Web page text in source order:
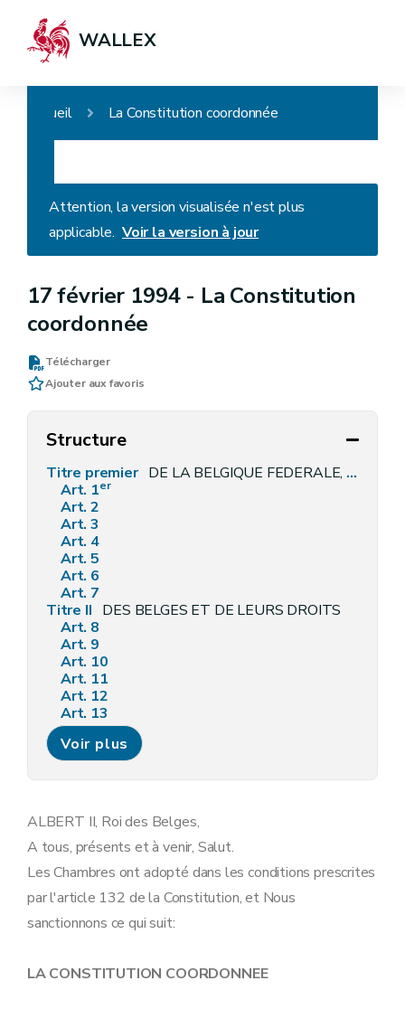
WALLEX
Accueil La Constitution coordonnée
Attention, la version visualisée n'est plus
applicable. Voir la version à jour
17 février 1994 - La Constitution
coordonnée
Télécharger
Ajouter aux favoris
Structure
Titre premier DE LA BELGIQUE FEDERALE, DE SES COMPOSANTES ET DE SON TERRITOIRE
Art. 1er
Art. 2
Art. 3
Art. 4
Art. 5
Art. 6
Art. 7
Titre II DES BELGES ET DE LEURS DROITS
Art. 8
Art. 9
Art. 10
Art. 11
Art. 12
Art. 13
Art. 14
Art. 15
Art. 16
Art. 19
Art. 20
Art. 21
Art. 22
Art. 24
Art. 25
Art. 28
Voir plus
ALBERT II, Roi des Belges,
A tous, présents et à venir, Salut.
Les Chambres ont adopté dans les conditions prescrites
par l'article 132 de la Constitution, et Nous
sanctionnons ce qui suit:
LA CONSTITUTION COORDONNEE